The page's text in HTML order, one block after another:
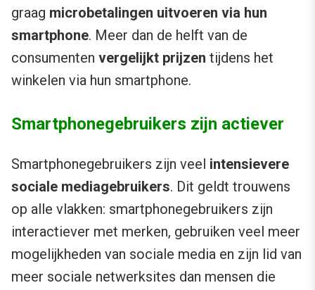
graag microbetalingen uitvoeren via hun
smartphone. Meer dan de helft van de
consumenten vergelijkt prijzen tijdens het
winkelen via hun smartphone.
Smartphonegebruikers zijn actiever
Smartphonegebruikers zijn veel intensievere
sociale mediagebruikers. Dit geldt trouwens
op alle vlakken: smartphonegebruikers zijn
interactiever met merken, gebruiken veel meer
mogelijkheden van sociale media en zijn lid van
meer sociale netwerksites dan mensen die